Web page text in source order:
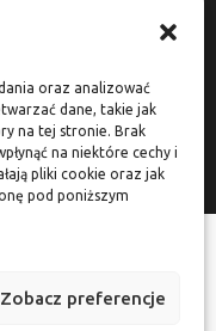
oraz analizować
dane, takie jak
na tej stronie. Brak
na niektóre cechy i
pliki cookie oraz jak
pod poniższym
Zobacz preferencje